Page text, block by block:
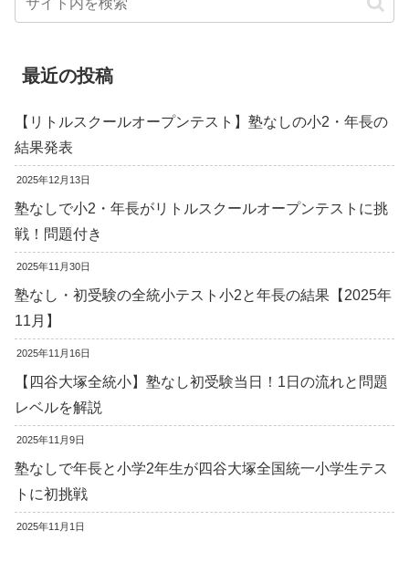
最近の投稿
【リトルスクールオープンテスト】塾なしの小2・年長の
結果発表
2025年12月13日
塾なしで小2・年長がリトルスクールオープンテストに挑
戦！問題付き
2025年11月30日
塾なし・初受験の全統小テスト小2と年長の結果【2025年
11月】
2025年11月16日
【四谷大塚全統小】塾なし初受験当日！1日の流れと問題
レベルを解説
2025年11月9日
塾なしで年長と小学2年生が四谷大塚全国統一小学生テス
トに初挑戦
2025年11月1日